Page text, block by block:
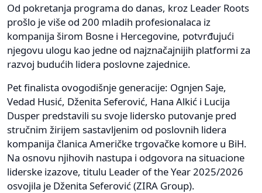
Od pokretanja programa do danas, kroz Leader Roots
prošlo je više od 200 mladih profesionalaca iz
kompanija širom Bosne i Hercegovine, potvrđujući
njegovu ulogu kao jedne od najznačajnijih platformi za
razvoj budućih lidera poslovne zajednice.
Pet finalista ovogodišnje generacije: Ognjen Saje,
Vedad Husić, Dženita Seferović, Hana Alkić i Lucija
Dusper predstavili su svoje lidersko putovanje pred
stručnim žirijem sastavljenim od poslovnih lidera
kompanija članica Američke trgovačke komore u BiH.
Na osnovu njihovih nastupa i odgovora na situacione
liderske izazove, titulu Leader of the Year 2025/2026
osvojila je Dženita Seferović (ZIRA Group).